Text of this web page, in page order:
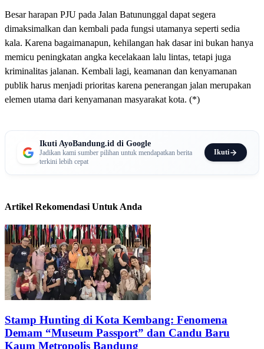
Besar harapan PJU pada Jalan Batununggal dapat segera
dimaksimalkan dan kembali pada fungsi utamanya seperti sedia
kala. Karena bagaimanapun, kehilangan hak dasar ini bukan hanya
memicu peningkatan angka kecelakaan lalu lintas, tetapi juga
kriminalitas jalanan. Kembali lagi, keamanan dan kenyamanan
publik harus menjadi prioritas karena penerangan jalan merupakan
elemen utama dari kenyamanan masyarakat kota. (*)
Ikuti AyoBandung.id di Google
Jadikan kami sumber pilihan untuk mendapatkan berita
terkini lebih cepat
Ikuti
Artikel Rekomendasi Untuk Anda
Stamp Hunting di Kota Kembang: Fenomena
Demam “Museum Passport” dan Candu Baru
Kaum Metropolis Bandung